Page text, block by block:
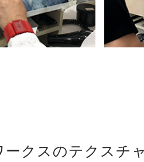
ークスのテクスチ